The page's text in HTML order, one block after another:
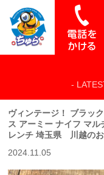
-
ヴィンテージ！ ブラッ
ス アーミー ナイフ マ
レンチ 埼玉県 川越のお
2024.11.05